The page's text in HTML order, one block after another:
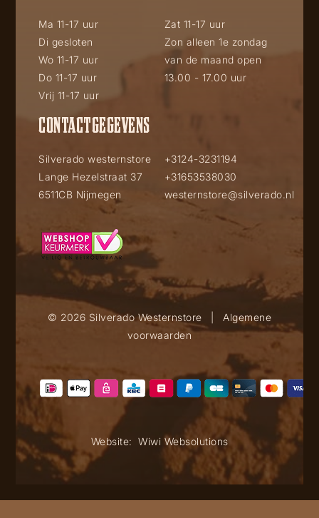
Ma 11-17 uur
Di gesloten
Wo 11-17 uur
Do 11-17 uur
Vrij 11-17 uur
Zat 11-17 uur
Zon alleen 1e zondag
van de maand open
13.00 - 17.00 uur
CONTACTGEGEVENS
Silverado westernstore
Lange Hezelstraat 37
6511CB Nijmegen
+3124-3231194
+31653538030
westernstore@silverado.nl
© 2026 Silverado Westernstore
Algemene
voorwaarden
Website: Wiwi Websolutions